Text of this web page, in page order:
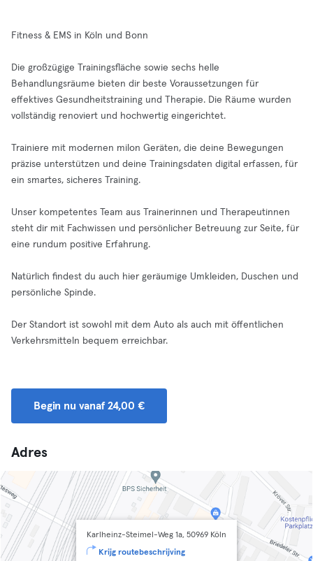
Fitness & EMS in Köln und Bonn
Die großzügige Trainingsfläche sowie sechs helle
Behandlungsräume bieten dir beste Voraussetzungen für
effektives Gesundheitstraining und Therapie. Die Räume wurden
vollständig renoviert und hochwertig eingerichtet.
Trainiere mit modernen milon Geräten, die deine Bewegungen
präzise unterstützen und deine Trainingsdaten digital erfassen, für
ein smartes, sicheres Training.
Unser kompetentes Team aus Trainerinnen und Therapeutinnen
steht dir mit Fachwissen und persönlicher Betreuung zur Seite, für
eine rundum positive Erfahrung.
Natürlich findest du auch hier geräumige Umkleiden, Duschen und
persönliche Spinde.
Der Standort ist sowohl mit dem Auto als auch mit öffentlichen
Verkehrsmitteln bequem erreichbar.
Begin nu vanaf 24,00 €
Adres
Karlheinz-Steimel-Weg 1a, 50969 Köln
Krijg routebeschrijving